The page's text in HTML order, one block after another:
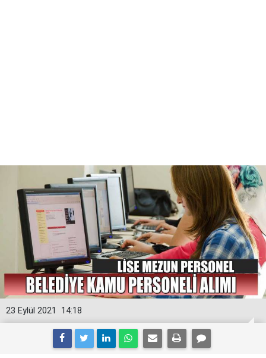
14:18
23 Eylül 2021